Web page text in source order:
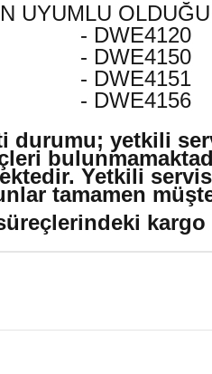
UYUMLU
- DWE4120
- DWE4150
- DWE4151
- DWE4156
durumu; yetkili
Yetkili
tamamen